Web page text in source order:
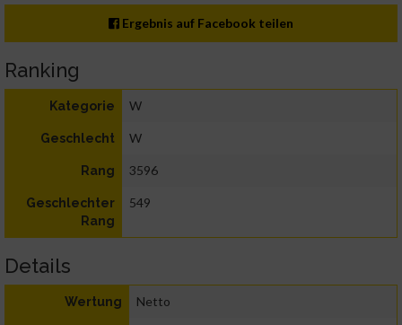
Ergebnis auf Facebook teilen
Ranking
Kategorie W
Geschlecht W
Rang 3596
Geschlechter
Rang
549
Details
Wertung Netto